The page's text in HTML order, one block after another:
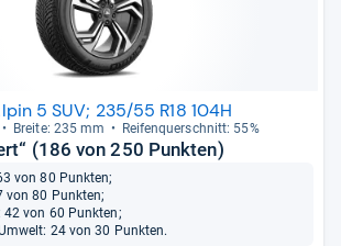
5 SUV; 235/55 R18 104H
Breite: 235 mm Rei­fen­quer­schnitt: 55%
(186 von 250 Punkten)
von 80 Punkten;
von 80 Punkten;
42 von 60 Punkten;
24 von 30 Punkten.